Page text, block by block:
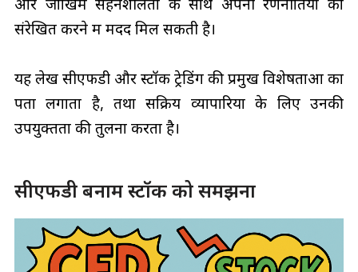
और जोखिम सहनशीलता के साथ अपनी रणनीतियों को
संरेखित करने में मदद मिल सकती है।
यह लेख सीएफडी और स्टॉक ट्रेडिंग की प्रमुख विशेषताओं का
पता लगाता है, तथा सक्रिय व्यापारियों के लिए उनकी
उपयुक्तता की तुलना करता है।
सीएफडी बनाम स्टॉक को समझना